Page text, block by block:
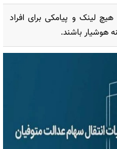
لینک و پیامکی برای افراد
هوشیار باشند.